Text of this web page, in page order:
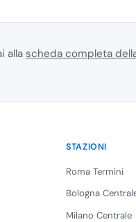
alla scheda completa
STAZIONI
Roma Termini
Bologna
Milano Centrale